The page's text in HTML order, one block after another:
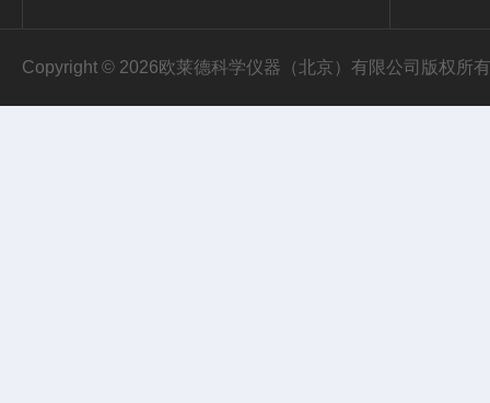
Copyright © 2026欧莱德科学仪器（北京）有限公司版权